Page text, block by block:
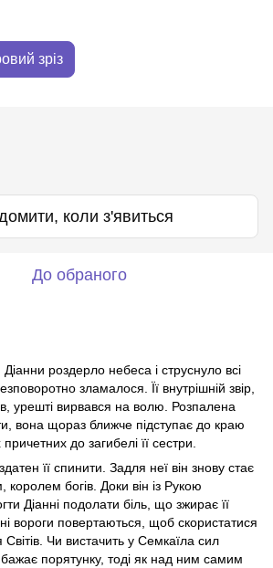
зріз
коли з'явиться
До обраного
роздерло небеса і струснуло всі
зламалося. Її внутрішній звір,
урешті вирвався на волю. Розпалена
вона щораз ближче підступає до краю
до загибелі її сестри.
її спинити. Задля неї він знову стає
богів. Доки він із Рукою
Діанні подолати біль, що зжирає її
вороги повертаються, щоб скористатися
Чи вистачить у Семкаїла сил
бажає порятунку, тоді як над ним самим